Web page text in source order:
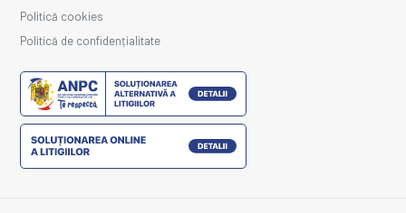
Politică cookies
Politică de confidențialitate